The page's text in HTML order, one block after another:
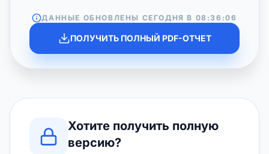
ДАННЫЕ ОБНОВЛЕНЫ СЕГОДНЯ В 08:36:06
ПОЛУЧИТЬ ПОЛНЫЙ PDF-ОТЧЕТ
Хотите получить полную
версию?